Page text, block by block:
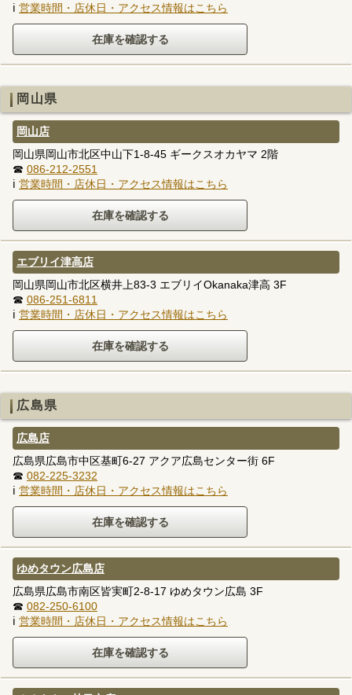
ℹ 営業時間・店休日・アクセス情報はこちら
岡山県
岡山店
岡山県岡山市北区中山下1-8-45 ギークスオカヤマ 2階
☎ 086-212-2551
ℹ 営業時間・店休日・アクセス情報はこちら
エブリイ津高店
岡山県岡山市北区横井上83-3 エブリイOkanaka津高 3F
☎ 086-251-6811
ℹ 営業時間・店休日・アクセス情報はこちら
広島県
広島店
広島県広島市中区基町6-27 アクア広島センター街 6F
☎ 082-225-3232
ℹ 営業時間・店休日・アクセス情報はこちら
ゆめタウン広島店
広島県広島市南区皆実町2-8-17 ゆめタウン広島 3F
☎ 082-250-6100
ℹ 営業時間・店休日・アクセス情報はこちら